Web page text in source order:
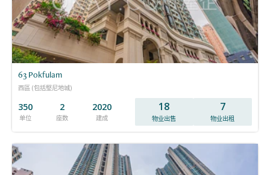
63 Pokfulam
西區 (包括堅尼地城)
350
单位
2
座数
2020
建成
18
物业出售
7
物业出租